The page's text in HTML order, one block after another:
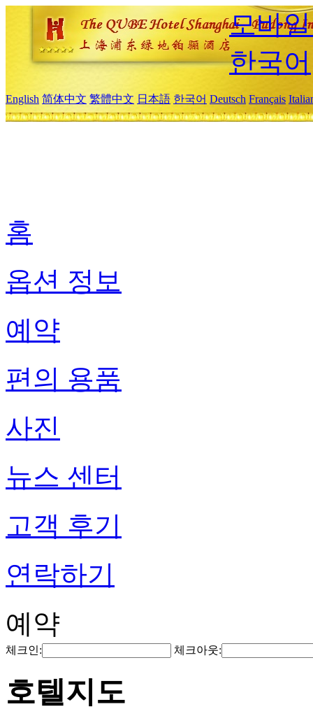
모바
한국어
English 简体中文 繁體中文 日本語 한국어 Deutsch Français
홈
옵션 정보
예약
편의 용품
사진
뉴스 센터
고객 후기
연락하기
예약
체크인: 체크아웃:
호텔지도